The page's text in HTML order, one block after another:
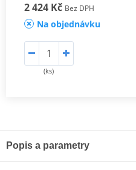
2 424 Kč Bez DPH
Na objednávku
(ks)
Popis a parametry